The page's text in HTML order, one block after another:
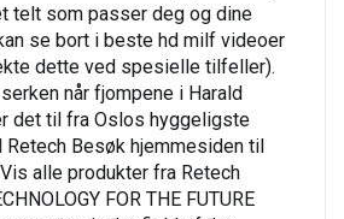
telt som passer deg og dine
se bort i beste hd milf videoer
dette ved spesielle tilfeller).
når fjompene i Harald
det til fra Oslos hyggeligste
Retech Besøk hjemmesiden til
alle produkter fra Retech
FOR THE FUTURE